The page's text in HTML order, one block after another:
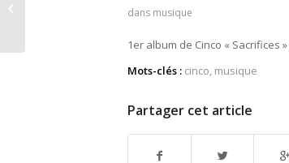
dans musique
1er album de Cinco « Sacrifices
Mots-clés : cinco, musique
Partager cet article